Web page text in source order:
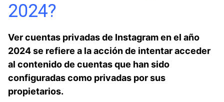
2024?
Ver cuentas privadas de Instagram en el ‍año
2024 se refiere a la acción de intentar acceder⁣
al contenido de cuentas que han sido
configuradas como privadas por sus
propietarios.